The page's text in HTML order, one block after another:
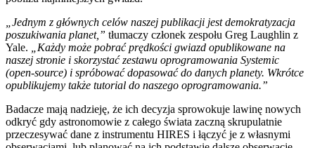
„Jednym z głównych celów naszej publikacji jest demokratyzacja
poszukiwania planet,” tłumaczy członek zespołu Greg Laughlin z
Yale.
„Każdy może pobrać prędkości gwiazd opublikowane na
naszej stronie i skorzystać zestawu oprogramowania Systemic
(open-source) i spróbować dopasować do danych planety. Wkrótce
opublikujemy także tutorial do naszego oprogramowania.”
Badacze mają nadzieję, że ich decyzja sprowokuje lawinę nowych
odkryć gdy astronomowie z całego świata zaczną skrupulatnie
przeczesywać dane z instrumentu HIRES i łączyć je z własnymi